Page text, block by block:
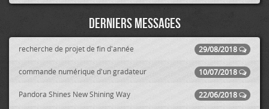
Derniers messages
29/08/2018
recherche de projet de fin d'année
10/07/2018
commande numérique d'un gradateur
22/06/2018
Pandora Shines New Shining Way